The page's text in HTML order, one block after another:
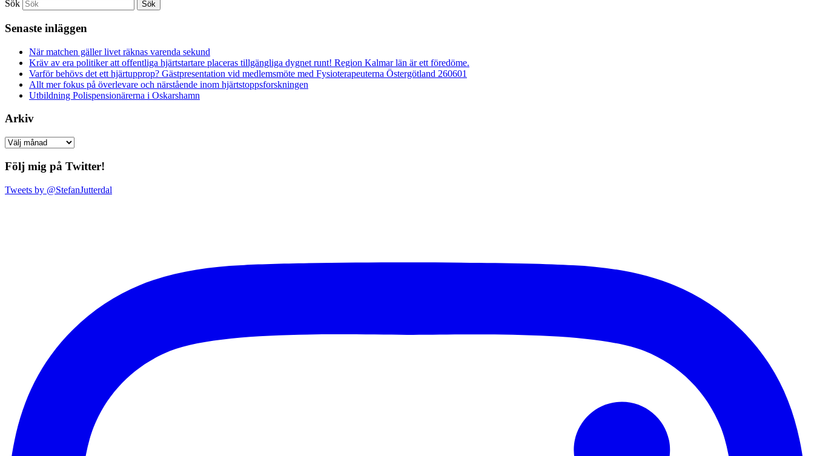
Sök
Senaste inläggen
När matchen gäller livet räknas varenda sekund
Kräv av era politiker att offentliga hjärtstartare placeras tillgängliga dygnet runt! Region Kalmar län är ett föredöme.
Varför behövs det ett hjärtupprop? Gästpresentation vid medlemsmöte med Fysioterapeuterna Östergötland 260601
Allt mer fokus på överlevare och närstående inom hjärtstoppsforskningen
Utbildning Polispensionärerna i Oskarshamn
Arkiv
Arkiv
Följ mig på Twitter!
Tweets by @StefanJutterdal